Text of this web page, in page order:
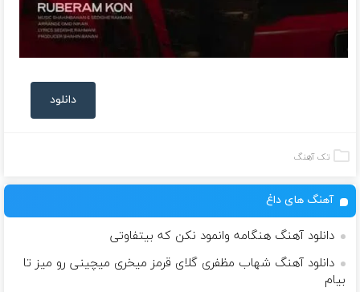
دانلود
تک آهنگ
آهنگ های داغ
دانلود آهنگ هنگامه وانمود نکن که بیتفاوتی
دانلود آهنگ شهاب مظفری گلای قرمز میخری میچینی رو میز تا
بیام